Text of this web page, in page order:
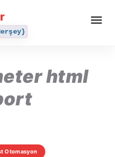
Toggle
html
Otomasyon